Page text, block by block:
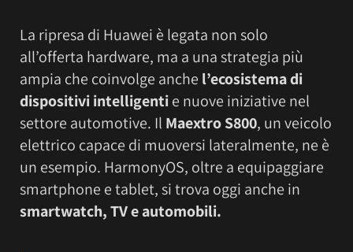
La ripresa di Huawei è legata non solo
all’offerta hardware, ma a una strategia più
ampia che coinvolge anche l’ecosistema di
dispositivi intelligentie nuove iniziative nel
settore automotive. Il Maextro S800, un veicolo
elettrico capace di muoversi lateralmente, ne è
un esempio. HarmonyOS, oltre a equipaggiare
smartphone e tablet, si trova oggi anche in
smartwatch, TV e automobili.